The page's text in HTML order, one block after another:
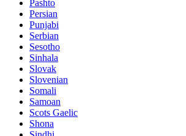
Pashto
Persian
Punjabi
Serbian
Sesotho
Sinhala
Slovak
Slovenian
Somali
Samoan
Scots Gaelic
Shona